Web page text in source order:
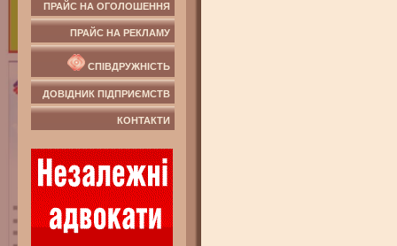
ПРАЙС НА ОГОЛОШЕННЯ
ПРАЙС НА РЕКЛАМУ
СПІВДРУЖНІСТЬ
ДОВІДНИК ПІДПРИЄМСТВ
КОНТАКТИ